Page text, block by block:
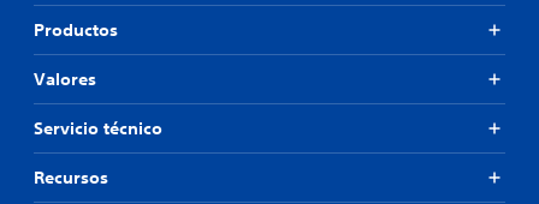
Productos
Valores
Servicio técnico
Recursos